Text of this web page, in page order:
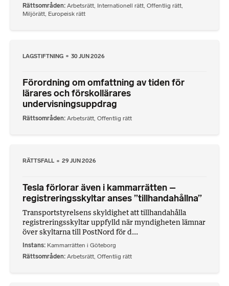
Rättsområden Arbetsrätt Internationell rätt Offentlig rätt
Miljörätt Europeisk rätt
LAGSTIFTNING 30 JUN 2026
Förordning om omfattning av tiden för
lärares och förskollärares
undervisningsuppdrag
Rättsområden Arbetsrätt, Offentlig rätt
RÄTTSFALL 29 JUN 2026
Tesla förlorar även i kammarrätten –
registreringsskyltar anses ”tillhandahållna”
Transportstyrelsens skyldighet att tillhandahålla
registreringsskyltar uppfylld när myndigheten lämnar
över skyltarna till PostNord för d...
Instans Kammarrätten i Göteborg
Rättsområden Arbetsrätt, Offentlig rätt